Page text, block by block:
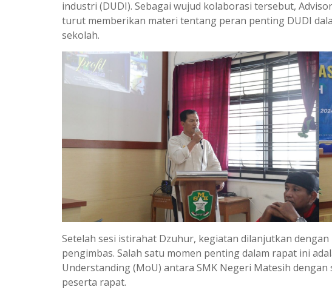
industri (DUDI). Sebagai wujud kolaborasi tersebut, Advisor
turut memberikan materi tentang peran penting DUDI
sekolah.
Setelah sesi istirahat Dzuhur, kegiatan dilanjutkan
pengimbas. Salah satu momen penting dalam rapat ini
Understanding (MoU) antara SMK Negeri Matesih
peserta rapat.